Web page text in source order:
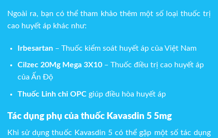
Ngoài ra, bạn có thể tham khảo thêm một số loại thuốc trị
cao huyết áp khác như:
Irbesartan – Thuốc kiểm soát huyết áp của Việt Nam
Cilzec 20Mg Mega 3X10 – Thuốc điều trị cao huyết áp
của Ấn Độ
Thuốc Linh chi OPCgiúp điều hòa huyết áp
Tác dụng phụ của thuốc Kavasdin 5 5mg
Khi sử dụng thuốc Kavasdin 5 có thể gặp một số tác dụng